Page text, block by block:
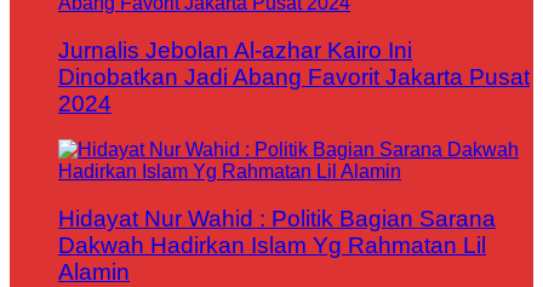
Jurnalis Jebolan Al-azhar Kairo Ini
Dinobatkan Jadi Abang Favorit Jakarta Pusat
2024
Hidayat Nur Wahid : Politik Bagian Sarana
Dakwah Hadirkan Islam Yg Rahmatan Lil
Alamin